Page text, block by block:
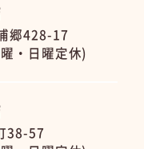
郷428-17
・日曜定休)
38-57